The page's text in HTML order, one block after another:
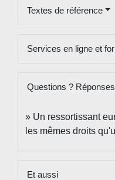
Textes de référence
Services en ligne et
Questions ?
Un ressortissant
les mêmes droits
Et aussi